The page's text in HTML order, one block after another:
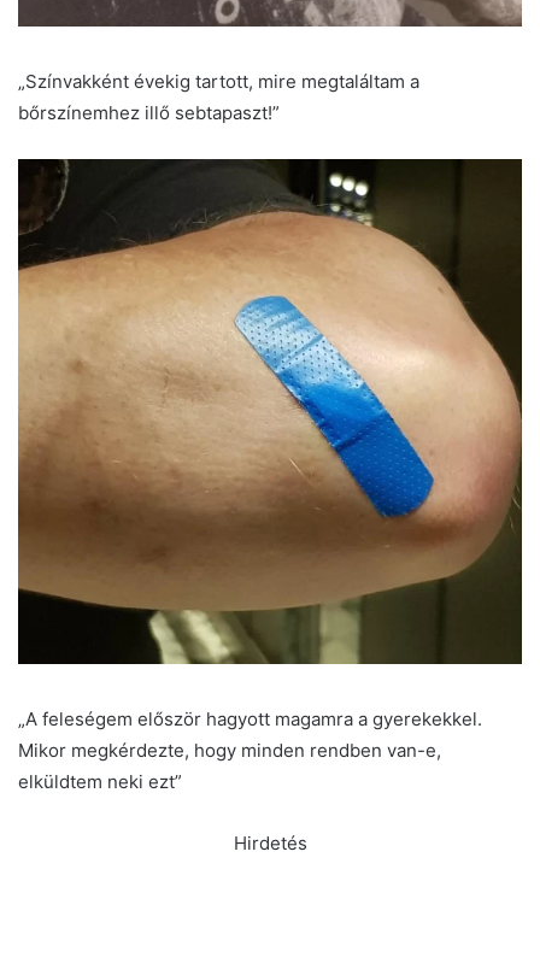
„Színvakként évekig tartott, mire megtaláltam a
bőrszínemhez illő sebtapaszt!”
„A feleségem először hagyott magamra a gyerekekkel.
Mikor megkérdezte, hogy minden rendben van-e,
elküldtem neki ezt”
Hirdetés